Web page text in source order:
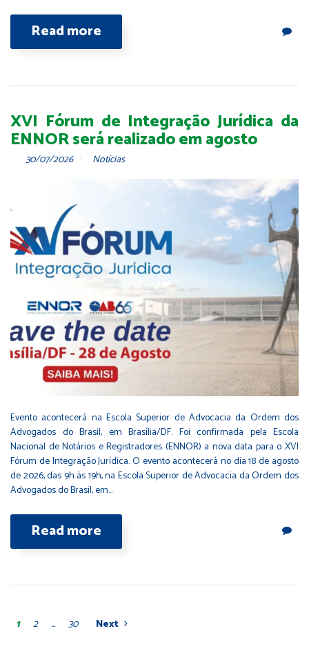
Read more
XVI Fórum de Integração Jurídica da
ENNOR será realizado em agosto
30/07/2026 Notícias
Evento acontecerá na Escola Superior de Advocacia da Ordem dos
Advogados do Brasil, em Brasília/DF. Foi confirmada pela Escola
Nacional de Notários e Registradores (ENNOR) a nova data para o XVI
Fórum de Integração Jurídica. O evento acontecerá no dia 18 de agosto
de 2026, das 9h às 19h, na Escola Superior de Advocacia da Ordem dos
Advogados do Brasil, em…
Read more
1 2 … 30 Next